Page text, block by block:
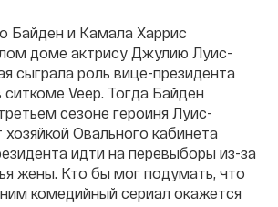
Байден и Камала Харрис
доме актрису Джулию Луис-
сыграла роль вице-президента
Veep. Тогда Байден
сезоне героиня Луис-
Овального кабинета
идти на перевыборы из-за
жены. Кто бы мог подумать, что
комедийный сериал окажется